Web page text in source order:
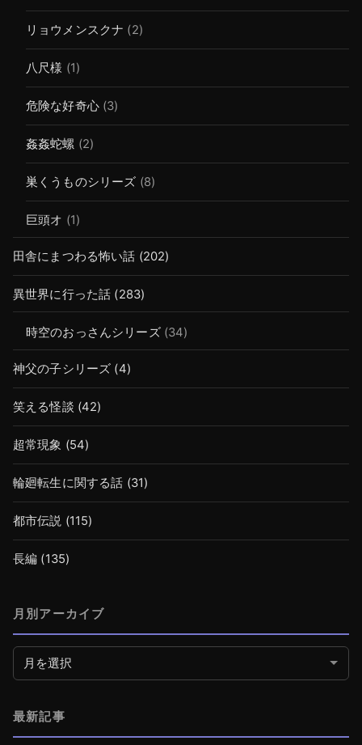
リョウメンスクナ (2)
八尺様 (1)
危険な好奇心(3)
姦姦蛇螺 (2)
巣くうものシリーズ (8)
巨頭オ (1)
田舎にまつわる怖い話 (202)
異世界に行った話 (283)
時空のおっさんシリーズ(34)
神父の子シリーズ (4)
笑える怪談 (42)
超常現象 (54)
輪廻転生に関する話 (31)
都市伝説 (115)
長編 (135)
月別アーカイブ
月別アーカイブ
最新記事